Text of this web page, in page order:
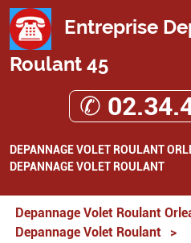
Entreprise
Roulant 45
✆
DEPANNAGE VOLET ROULANT
DEPANNAGE VOLET ROULANT
Depannage Volet Roulant
Depannage Volet Roulant
>